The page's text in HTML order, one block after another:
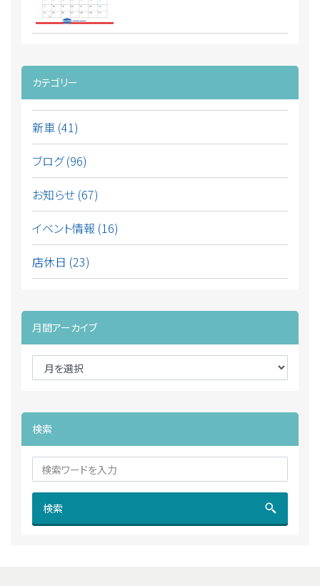
カテゴリー
新車 (41)
ブログ (96)
お知らせ (67)
イベント情報 (16)
店休日 (23)
月間アーカイブ
検索
検索